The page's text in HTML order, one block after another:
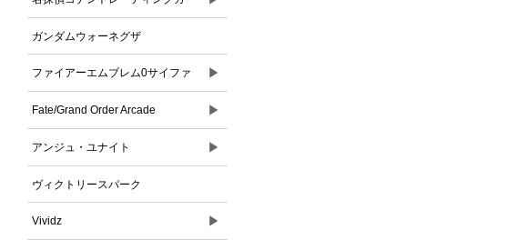
ドゲーム
ガンダムウォーネグザ
ファイアーエムブレム0サイファ ▶
Fate/Grand Order Arcade ▶
アンジュ・ユナイト ▶
ヴィクトリースパーク
Vividz ▶